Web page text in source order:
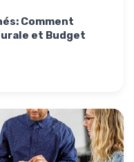
Comment
et Budget